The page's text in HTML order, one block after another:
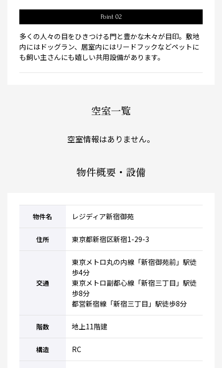
Point 02
多くの人々の目をひきつける門と豊かな木々が目印。敷地
内にはドッグラン、居室内にはリードフックなどペットに
も飼い主さんにも嬉しい共用設備があります。
空室一覧
空室情報はありません。
物件概要・設備
物件名 レジディア新宿御苑
住所 東京都新宿区新宿1-29-3
交通
東京メトロ丸の内線「新宿御苑前」駅徒
歩4分
東京メトロ副都心線「新宿三丁目」駅徒
歩8分
都営新宿線「新宿三丁目」駅徒歩8分
階数 地上11階建
構造 RC